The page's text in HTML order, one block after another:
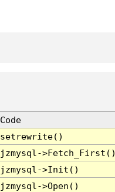
Code
setrewrite()
jzmysql-
jzmysql->Init()
jzmysql->Open()